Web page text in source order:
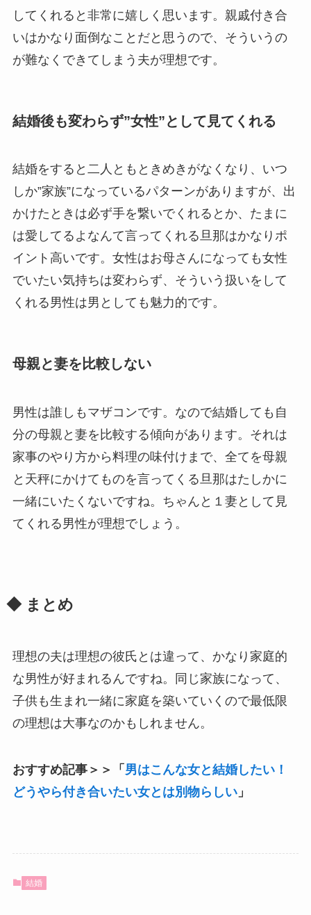
してくれると非常に嬉しく思います。親戚付き合
いはかなり面倒なことだと思うので、そういうの
が難なくできてしまう夫が理想です。
結婚後も変わらず”女性”として見てくれる
結婚をすると二人ともときめきがなくなり、いつ
しか”家族”になっているパターンがありますが、出
かけたときは必ず手を繋いでくれるとか、たまに
は愛してるよなんて言ってくれる旦那はかなりポ
イント高いです。女性はお母さんになっても女性
でいたい気持ちは変わらず、そういう扱いをして
くれる男性は男としても魅力的です。
母親と妻を比較しない
男性は誰しもマザコンです。なので結婚しても自
分の母親と妻を比較する傾向があります。それは
家事のやり方から料理の味付けまで、全てを母親
と天秤にかけてものを言ってくる旦那はたしかに
一緒にいたくないですね。ちゃんと１妻として見
てくれる男性が理想でしょう。
◆ まとめ
理想の夫は理想の彼氏とは違って、かなり家庭的
な男性が好まれるんですね。同じ家族になって、
子供も生まれ一緒に家庭を築いていくので最低限
の理想は大事なのかもしれません。
おすすめ記事＞＞「 男はこんな女と結婚したい！
どうやら付き合いたい女とは別物らしい」
結婚